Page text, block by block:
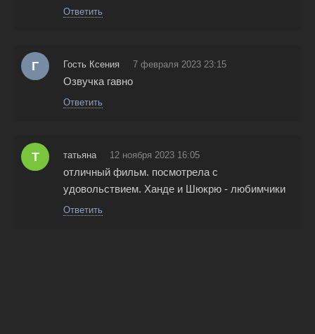
Ответить
Г Гость Ксения 7 февраля 2023 23:15
Озвучка гавно
Ответить
Т татьяна 12 ноября 2023 16:05
отличный фильм. посмотрела с
удовольствием. Ханде и Шюкрю - любимчики
Ответить